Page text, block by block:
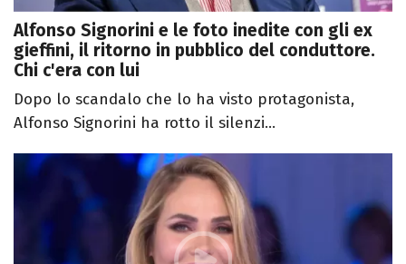
Alfonso Signorini e le foto inedite con gli ex
gieffini, il ritorno in pubblico del conduttore.
Chi c'era con lui
Dopo lo scandalo che lo ha visto protagonista,
Alfonso Signorini ha rotto il silenzi...